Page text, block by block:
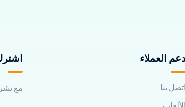
دعم العملاء
اتصل بنا
مع